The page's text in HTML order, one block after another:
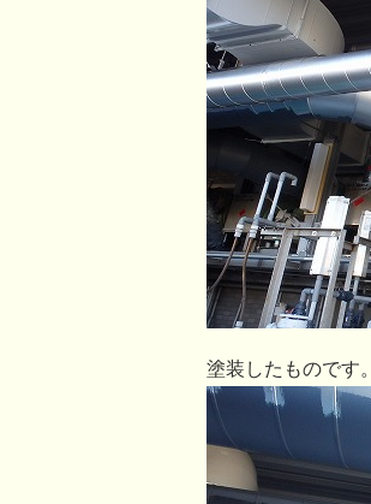
塗装したものです。